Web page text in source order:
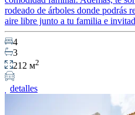
rodeado de árboles donde podrás
aire libre junto a tu familia e
4
3
212 м2
detalles